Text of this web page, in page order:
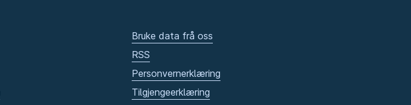
Bruke data frå oss
RSS
Personvernerklæring
Tilgjengeerklæring